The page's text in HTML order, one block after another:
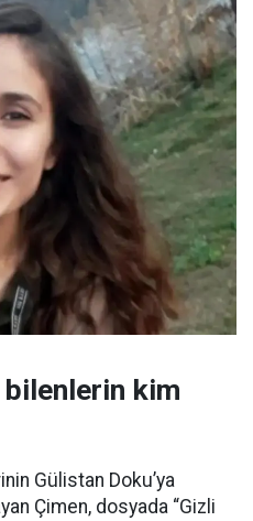
bilenlerin kim
Gülistan Doku’ya
Çimen, dosyada “Gizli